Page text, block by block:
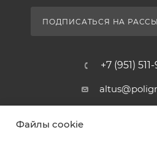
ПОДПИСАТЬСЯ НА
+7 (951)
Ростовская обл,
Файлы cookie